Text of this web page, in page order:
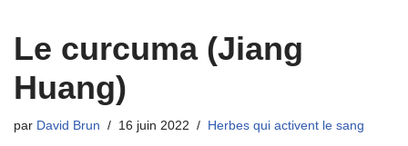
Le curcuma (Jiang
Huang)
par David Brun 16 juin 2022 Herbes qui activent le sang